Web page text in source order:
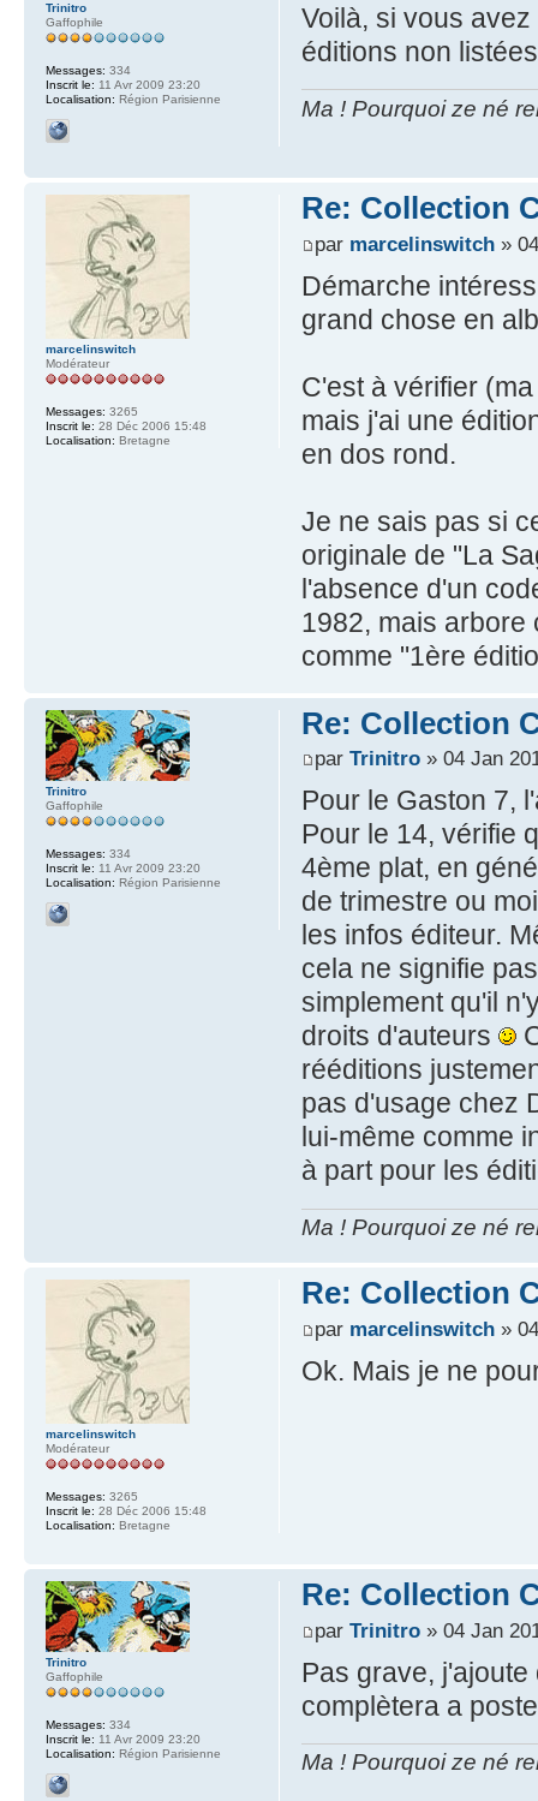
Voilà, si vous
éditions non
Ma ! Pourquoi ze né
Trinitro
Gaffophile
Messages: 334
Inscrit le: 11 Avr 2009 23:20
Localisation: Région Parisienne
Re: Collection
par marcelinswitch»
Démarche
grand chose en
C'est à vérifier
mais j'ai une
en dos rond.
Je ne sais pas si
originale de "La
l'absence d'un
1982, mais arbore
comme "1ère
marcelinswitch
Modérateur
Messages: 3265
Inscrit le: 28 Déc 2006 15:48
Localisation: Bretagne
Re: Collection
par Trinitro» 04 Jan
Pour le Gaston 7,
Pour le 14, vérifie
4ème plat, en
de trimestre ou
les infos éditeur.
cela ne signifie
simplement qu'il
droits d'auteurs
rééditions
pas d'usage chez
lui-même comme
à part pour les
Ma ! Pourquoi ze né
Trinitro
Gaffophile
Messages: 334
Inscrit le: 11 Avr 2009 23:20
Localisation: Région Parisienne
Re: Collection
par marcelinswitch»
Ok. Mais je ne
marcelinswitch
Modérateur
Messages: 3265
Inscrit le: 28 Déc 2006 15:48
Localisation: Bretagne
Re: Collection
par Trinitro» 04 Jan
Pas grave,
complètera a
Ma ! Pourquoi ze né
Trinitro
Gaffophile
Messages: 334
Inscrit le: 11 Avr 2009 23:20
Localisation: Région Parisienne